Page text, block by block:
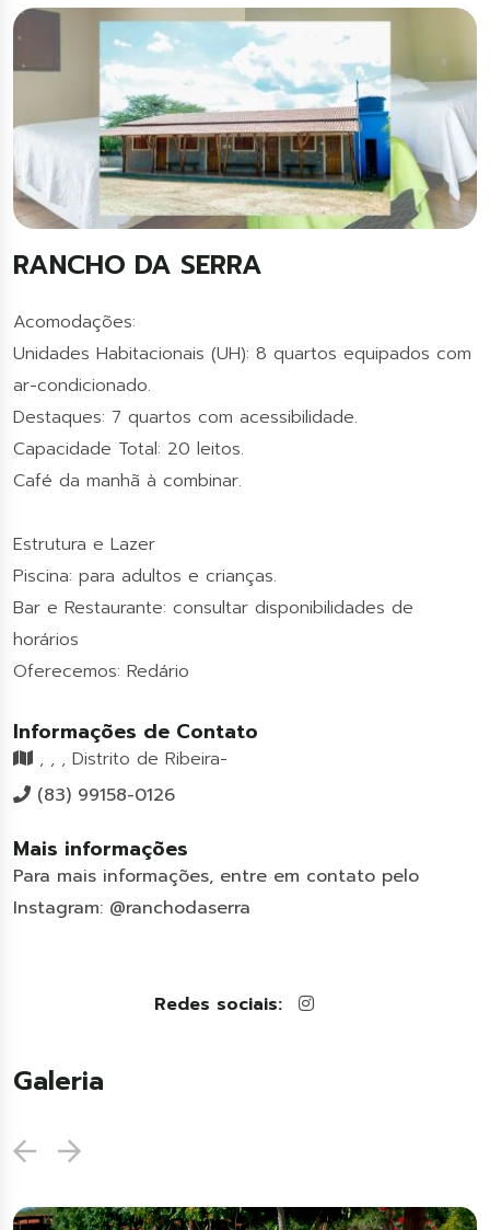
RANCHO DA SERRA
Acomodações:
Unidades Habitacionais (UH): 8 quartos equipados com
ar-condicionado.
Destaques: 7 quartos com acessibilidade.
Capacidade Total: 20 leitos.
Café da manhã à combinar.
Estrutura e Lazer
Piscina: para adultos e crianças.
Bar e Restaurante: consultar disponibilidades de
horários
Oferecemos: Redário
Informações de Contato
, , , Distrito de Ribeira-
(83) 99158-0126
Mais informações
Para mais informações, entre em contato pelo
Instagram: @ranchodaserra
Redes sociais:
Galeria